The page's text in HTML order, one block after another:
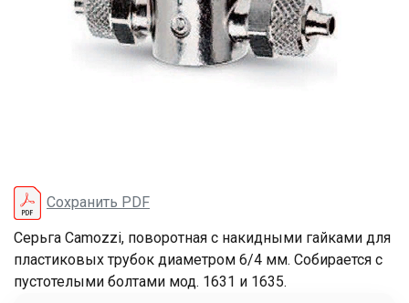
Сохранить PDF
Серьга Camozzi, поворотная с накидными гайками для
пластиковых трубок диаметром 6/4 мм. Собирается с
пустотелыми болтами мод. 1631 и 1635.